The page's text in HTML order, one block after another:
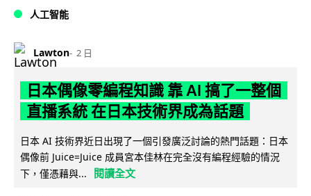
人工智能
Lawton 2 日
日本偶像零編程知識 靠 AI 搞了一整個
直播系統 在日本技術界成為話題
日本 AI 技術界近日出現了一個引發廣泛討論的熱門話題：日本
偶像前 Juice=Juice 成員宮本佳林在完全沒有編程經驗的情況
下，僅憑藉與...
閱讀全文